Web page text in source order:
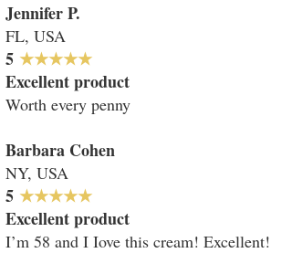
Jennifer P.
FL, USA
​​5 ★★★★★
Excellent product
Worth every penny
Barbara Cohen
NY, USA
​​5 ★★★★★
Excellent product
I’m 58 and I Iove this cream! Excellent!